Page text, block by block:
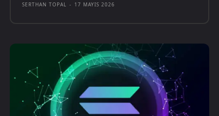
SERTHAN TOPAL - 17 MAYIS 2026